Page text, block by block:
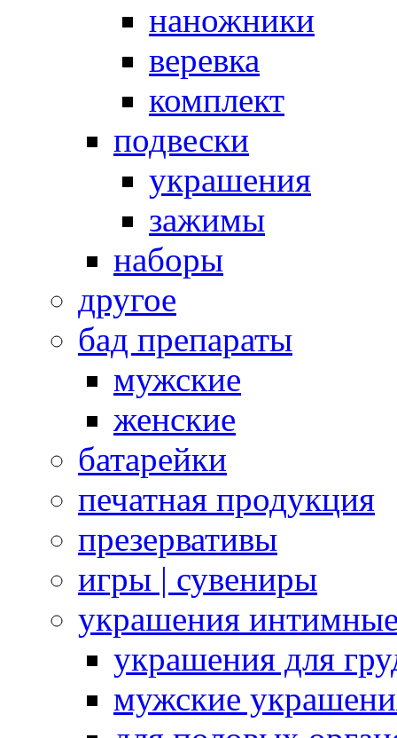
наножники
веревка
комплект
подвески
украшения
зажимы
наборы
другое
бад препараты
мужские
женские
батарейки
печатная продукция
презервативы
игры | сувениры
украшения
украшения для
мужские